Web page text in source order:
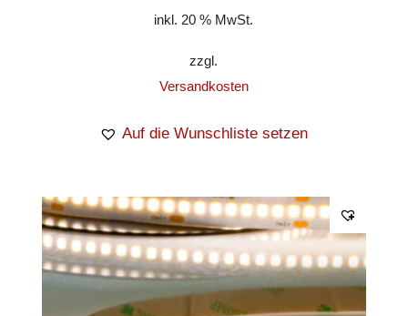
inkl. 20 % MwSt.
zzgl.
Versandkosten
Auf die Wunschliste setzen